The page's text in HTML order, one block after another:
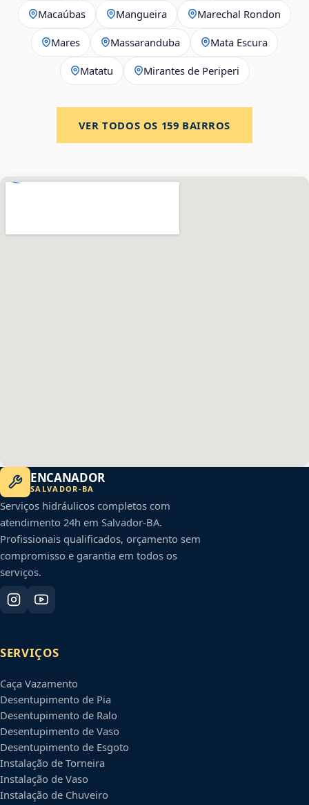
Macaúbas Mangueira Marechal Rondon
Mares Massaranduba Mata Escura
Matatu Mirantes de Periperi
VER TODOS OS 159 BAIRROS
ENCANADOR
SALVADOR-BA
Serviços hidráulicos completos com
atendimento 24h em Salvador-BA.
Profissionais qualificados, orçamento sem
compromisso e garantia em todos os
serviços.
SERVIÇOS
Caça Vazamento
Desentupimento de Pia
Desentupimento de Ralo
Desentupimento de Vaso
Desentupimento de Esgoto
Instalação de Torneira
Instalação de Vaso
Instalação de Chuveiro